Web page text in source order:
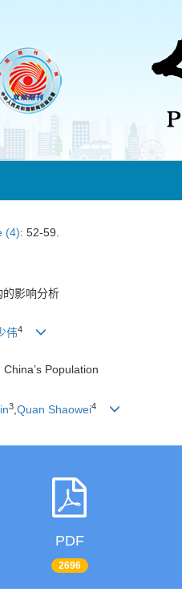
(4): 52-59.
的影响分析
伟4
Population
3 Quan Shaowei4
PDF
2696